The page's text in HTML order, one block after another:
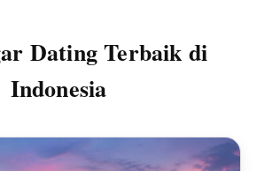
Dating Terbaik di
Indonesia